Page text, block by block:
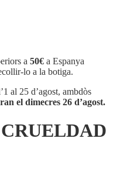
a 50€ a Espanya
lo a la botiga.
al 25 d’agost, ambdòs
el dimecres 26 d’agost.